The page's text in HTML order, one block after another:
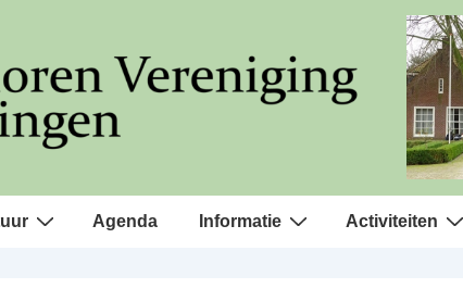
Agenda Informatie Activiteiten